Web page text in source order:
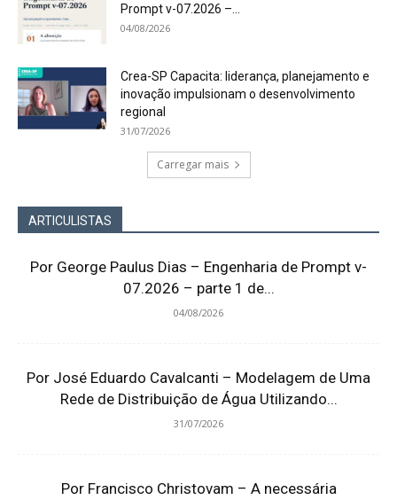
Prompt v-07.2026 –...
04/08/2026
Crea-SP Capacita: liderança, planejamento e
inovação impulsionam o desenvolvimento
regional
31/07/2026
Carregar mais
ARTICULISTAS
Por George Paulus Dias – Engenharia de Prompt v-
07.2026 – parte 1 de...
04/08/2026
Por José Eduardo Cavalcanti – Modelagem de Uma
Rede de Distribuição de Água Utilizando...
31/07/2026
Por Francisco Christovam – A necessária